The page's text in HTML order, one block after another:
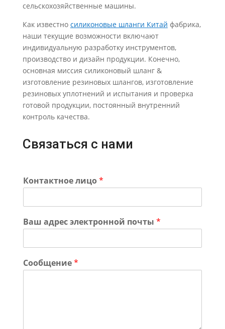
сельскохозяйственные машины.
Как известно силиконовые шланги Китай фабрика,
наши текущие возможности включают
индивидуальную разработку инструментов,
производство и дизайн продукции. Конечно,
основная миссия силиконовый шланг &
изготовление резиновых шлангов, изготовление
резиновых уплотнений и испытания и проверка
готовой продукции, постоянный внутренний
контроль качества.
Связаться с нами
Контактное лицо*
Ваш адрес электронной почты *
Сообщение*